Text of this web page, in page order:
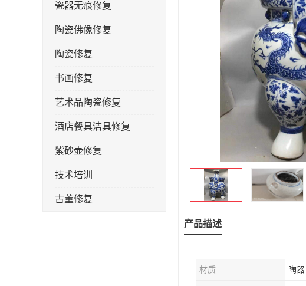
瓷器无痕修复
陶瓷佛像修复
陶瓷修复
书画修复
艺术品陶瓷修复
酒店餐具洁具修复
紫砂壶修复
技术培训
古董修复
产品描述
材质 陶器